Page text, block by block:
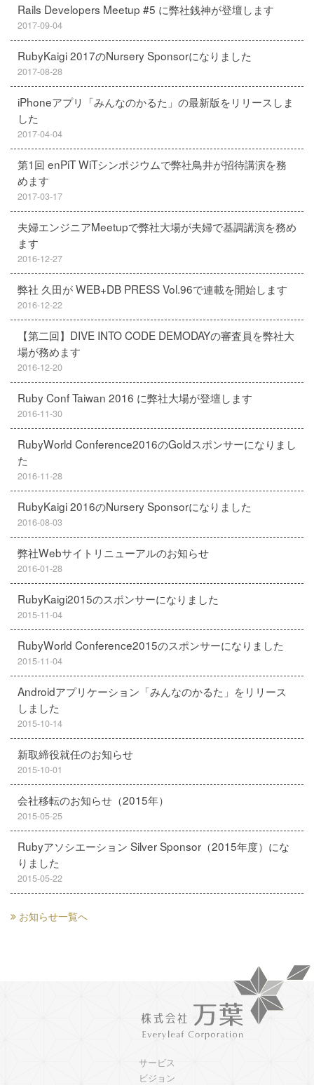
Rails Developers Meetup #5 に弊社銭神が登壇します
2017-09-04
RubyKaigi 2017のNursery Sponsorになりました
2017-08-28
iPhoneアプリ「みんなのかるた」の最新版をリリースしま
した
2017-04-04
第1回 enPiT WiTシンポジウムで弊社鳥井が招待講演を務
めます
2017-03-17
夫婦エンジニアMeetupで弊社大場が夫婦で基調講演を務め
ます
2016-12-27
弊社 久田が WEB+DB PRESS Vol.96で連載を開始します
2016-12-22
【第二回】DIVE INTO CODE DEMODAYの審査員を弊社大
場が務めます
2016-12-20
Ruby Conf Taiwan 2016 に弊社大場が登壇します
2016-11-30
RubyWorld Conference2016のGoldスポンサーになりまし
た
2016-11-28
RubyKaigi 2016のNursery Sponsorになりました
2016-08-03
弊社Webサイトリニューアルのお知らせ
2016-01-28
RubyKaigi2015のスポンサーになりました
2015-11-04
RubyWorld Conference2015のスポンサーになりました
2015-11-04
Androidアプリケーション「みんなのかるた」をリリース
しました
2015-10-14
新取締役就任のお知らせ
2015-10-01
会社移転のお知らせ（2015年）
2015-05-25
Rubyアソシエーション Silver Sponsor（2015年度）にな
りました
2015-05-22
お知らせ一覧へ
サービス
ビジョン